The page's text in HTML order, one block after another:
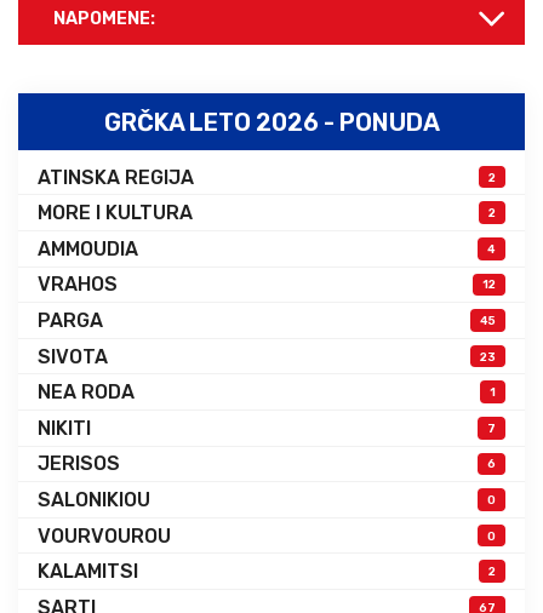
NAPOMENE:
GRČKA LETO 2026 - PONUDA
ATINSKA REGIJA 2
MORE I KULTURA 2
AMMOUDIA 4
VRAHOS 12
PARGA 45
SIVOTA 23
NEA RODA 1
NIKITI 7
JERISOS 6
SALONIKIOU 0
VOURVOUROU 0
KALAMITSI 2
SARTI 67